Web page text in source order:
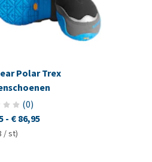
Polar Trex
(0)
- € 86,95
/ st)